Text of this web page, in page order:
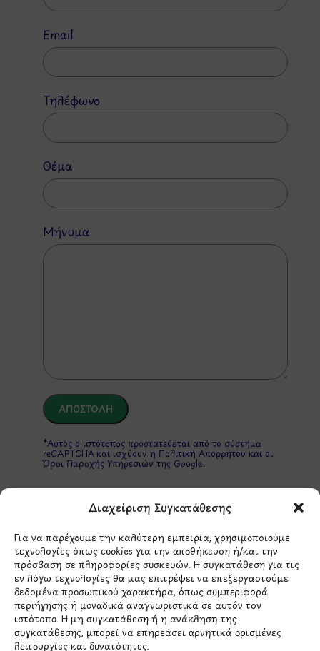
Διαχείριση Συγκατάθεσης
Για να παρέχουμε την καλύτερη εμπειρία, χρησιμοποιούμε
τεχνολογίες όπως cookies για την αποθήκευση ή/και την
πρόσβαση σε πληροφορίες συσκευών. Η συγκατάθεση για τις
εν λόγω τεχνολογίες θα μας επιτρέψει να επεξεργαστούμε
δεδομένα προσωπικού χαρακτήρα, όπως συμπεριφορά
περιήγησης ή μοναδικά αναγνωριστικά σε αυτόν τον
ιστότοπο. Η μη συγκατάθεση ή η ανάκληση της
συγκατάθεσης, μπορεί να επηρεάσει αρνητικά ορισμένες
λειτουργίες και δυνατότητες.
Email
Τηλέφωνο
Θέμα
Μήνυμα
*Αυτός ο ιστότοπος προστατεύεται από το σύστημα
reCAPTCHA και ισχύουν η Πολιτική Απορρήτου και οι
Όροι Παροχής Υπηρεσιώντης Google.
Holargos Center (Ισόγειο)
Λ.Περικλέους 56,
Χολαργός 15561
210 6522282